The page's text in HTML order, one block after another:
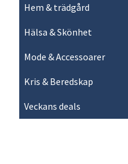
Hem & trädgård
Hälsa & Skönhet
Mode & Accessoarer
Kris & Beredskap
Veckans deals